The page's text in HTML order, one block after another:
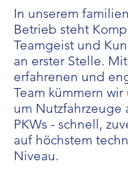
In unserem
Betrieb steht
Teamgeist und
an erster Stelle.
erfahrenen und
Team kümmern wir
um Nutzfahrzeuge
PKWs - schnell,
auf höchstem
Niveau.